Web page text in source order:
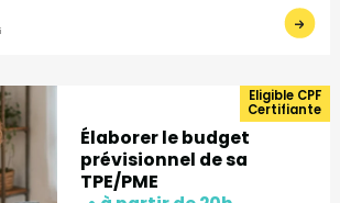
Eligible CPF
Certifiante
Élaborer le budget
prévisionnel de sa
TPE/PME